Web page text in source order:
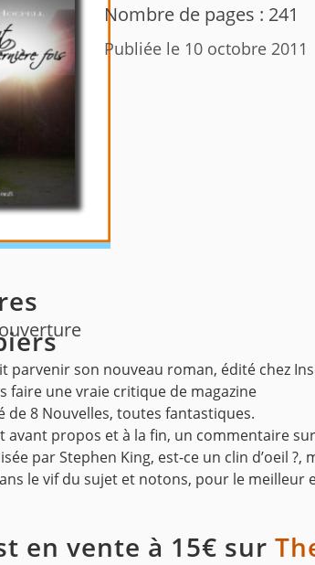
Nombre de pages : 241
Publiée le 10 octobre 2011
parvenir son nouveau roman, édité chez
faire une vraie critique de magazine
de 8 Nouvelles, toutes fantastiques.
avant propos et à la fin, un commentaire
par Stephen King, est-ce un clin d’oeil
le vif du sujet et notons, pour le meilleur
en vente à 15€ sur